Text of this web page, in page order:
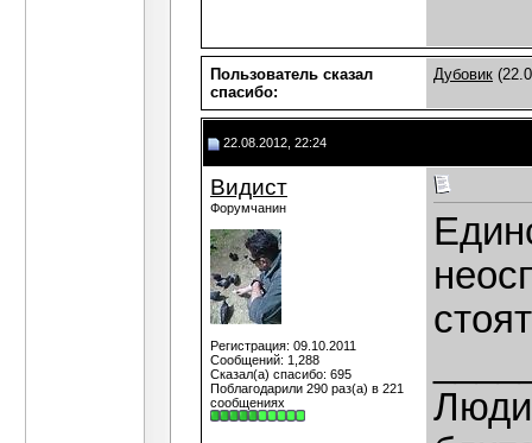
Пользователь сказал
cпасибо:
Дубовик
22.08.2012, 22:24
Видист
Форумчанин
Регистрация: 09.10.2011
Сообщений: 1,288
Сказал(а) спасибо: 695
Поблагодарили 290 раз(а) в 221
сообщениях